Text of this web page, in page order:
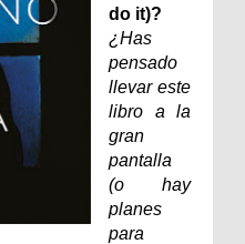
do it)?
¿Has
pensado
llevar este
libro a la
gran
pantalla
(o hay
planes
para